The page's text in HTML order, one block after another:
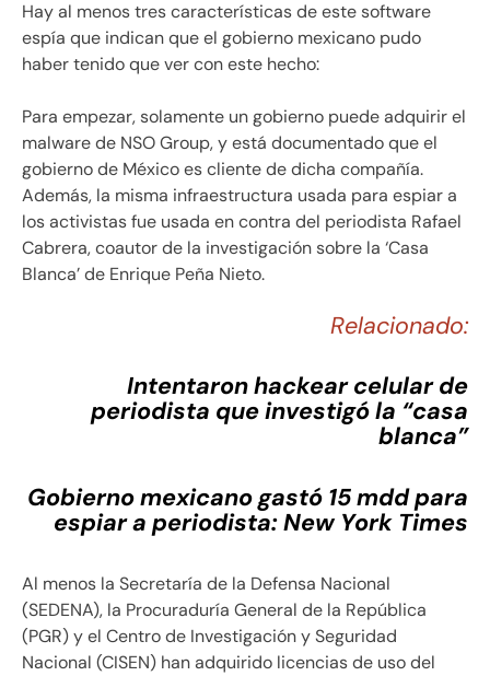
Hay al menos tres características de este software
espía que indican que el gobierno mexicano pudo
haber tenido que ver con este hecho:
Para empezar, solamente un gobierno puede adquirir el
malware de NSO Group, y está documentado que el
gobierno de México es cliente de dicha compañía.
Además, la misma infraestructura usada para espiar a
los activistas fue usada en contra del periodista Rafael
Cabrera, coautor de la investigación sobre la ‘Casa
Blanca’ de Enrique Peña Nieto.
Relacionado:
Intentaron hackear celular de
periodista que investigó la “casa
blanca”
Gobierno mexicano gastó 15 mdd para
espiar a periodista: New York Times
Al menos la Secretaría de la Defensa Nacional
(SEDENA), la Procuraduría General de la República
(PGR) y el Centro de Investigación y Seguridad
Nacional (CISEN) han adquirido licencias de uso del